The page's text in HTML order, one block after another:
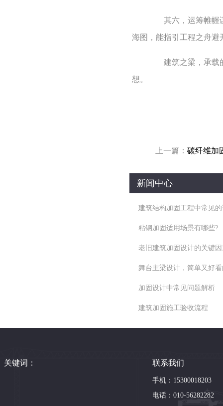
其六，运筹帷幄谋
海图，能指引工程之舟避
建筑之梁，承载的
想。
上一篇： 碳纤维加
新闻中心
建筑结构加固工程中常见
粘钢加固适用场景有哪些?
老旧建筑加固设计的关键
舞台主梁设计，简单又好
加固设计中常见问题解析
建筑加固施工验收流程
关键词： 联系我们
手机：15300018203
电话：010-56282282